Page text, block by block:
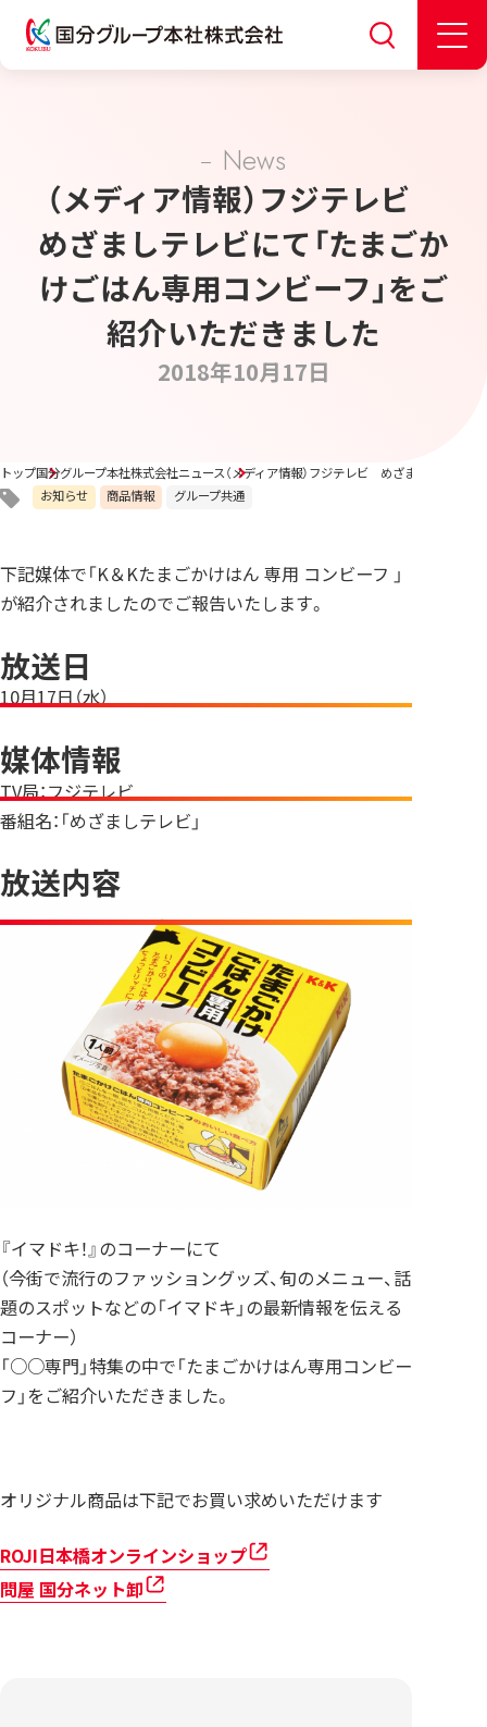
News
（メディア情報）フジテレビ
めざましテレビにて「たまごか
けごはん専用コンビーフ」をご
紹介いただきました
2018年10月17日
トップ国分グループ本社株式会社ニュース（メディア情報）フジテレビ めざましテレビに
お知らせ
商品情報 グループ共通
下記媒体で「K＆Kたまごかけはん 専用 コンビーフ 」
が紹介されましたのでご報告いたします。
放送日
10月17日（水）
媒体情報
TV局：フジテレビ
番組名：「めざましテレビ」
放送内容
『イマドキ！』のコーナーにて
（今街で流行のファッショングッズ、旬のメニュー、話
題のスポットなどの「イマドキ」の最新情報を伝える
コーナー）
「○○専門」特集の中で「たまごかけはん専用コンビー
フ」をご紹介いただきました。
オリジナル商品は下記でお買い求めいただけます
ROJI日本橋オンラインショップ
問屋 国分ネット卸